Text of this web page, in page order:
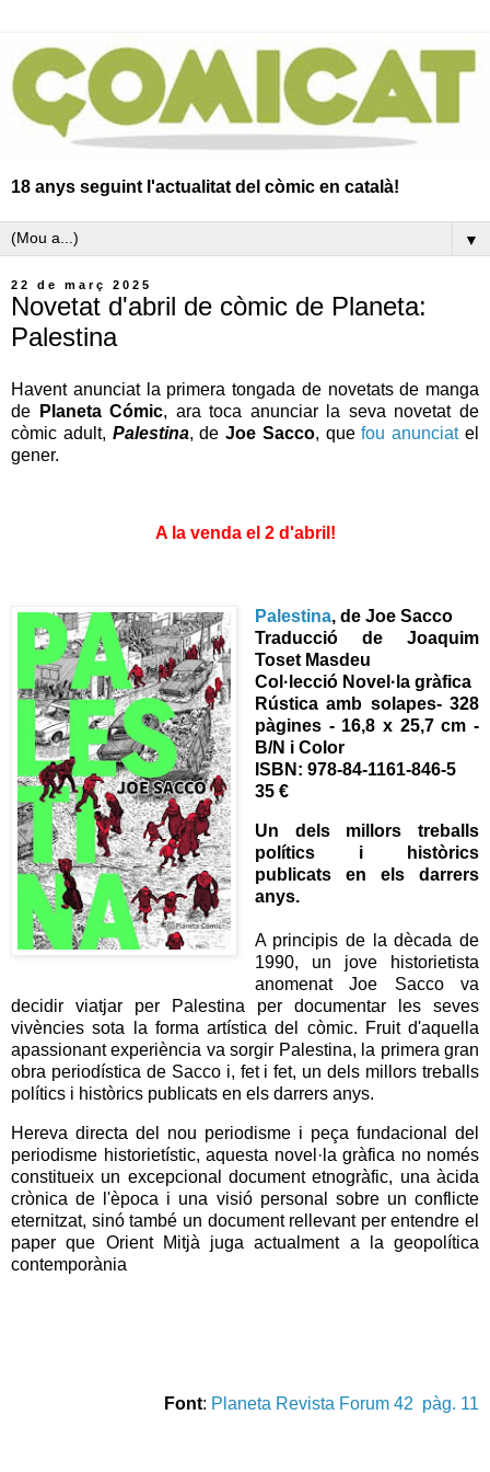
18 anys seguint l'actualitat del còmic en català!
▼
22 de març 2025
Novetat d'abril de còmic de Planeta:
Palestina
Havent anunciat la primera tongada de novetats de manga
de
Planeta Cómic, ara toca anunciar la seva novetat de
còmic adult, Palestina, deJoe Sacco, quefou anunciatel
gener.
A la venda el 2 d'abril!
Palestina, de Joe Sacco
Traducció de Joaquim
Toset Masdeu
Col·lecció Novel·la gràfica
Rústica amb solapes- 328
pàgines - 16,8 x 25,7 cm -
B/N i Color
ISBN: 978-84-1161-846-5
35 €
Un dels millors treballs
polítics i històrics
publicats en els darrers
anys.
A principis de la dècada de
1990, un jove historietista
anomenat Joe Sacco va
decidir viatjar per Palestina per documentar les seves
vivències sota la forma artística del còmic. Fruit d'aquella
apassionant experiència va sorgir Palestina, la primera gran
obra periodística de Sacco i, fet i fet, un dels millors treballs
polítics i històrics publicats en els darrers anys.
Hereva directa del nou periodisme i peça fundacional del
periodisme historietístic, aquesta novel·la gràfica no només
constitueix un excepcional document etnogràfic, una àcida
crònica de l'època i una visió personal sobre un conflicte
eternitzat, sinó també un document rellevant per entendre el
paper que Orient Mitjà juga actualment a la geopolítica
contemporània
Font: Planeta Revista Forum 42 pàg. 11